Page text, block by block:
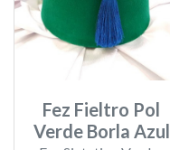
Fez Fieltro Pol
Verde Borla Azul